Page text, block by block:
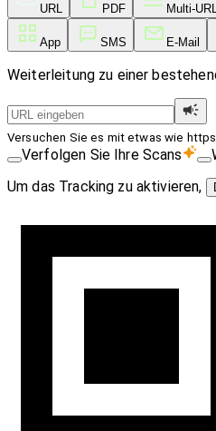
URL PDF Multi-URL
App SMS E-Mail
Weiterleitung zu einer
Versuchen Sie es mit etwas wie
Verfolgen Sie Ihre Scans
Um das Tracking zu aktivieren,